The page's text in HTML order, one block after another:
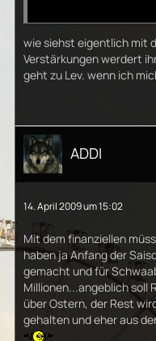
wie siehst eigentlich mit
Verstärkungen werdert
geht zu Lev. wenn ich
ADDI
14. April 2009 um 15:02
Mit dem finanziellen
haben ja Anfang der
gemacht und für
Millionen...angeblich soll
über Ostern, der Rest
gehalten und eher aus